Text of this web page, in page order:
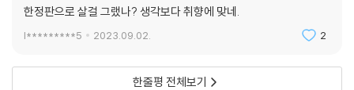
한정판으로 살걸 그랬나? 생각보다 취향에 맞네.
l*********5 2023.09.02. 2
한줄평 전체보기